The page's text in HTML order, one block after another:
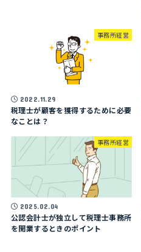
事務所経営
2022.11.29
税理士が顧客を獲得するために必要
なことは？
事務所経営
2025.02.04
公認会計士が独立して税理士事務所
を開業するときのポイント